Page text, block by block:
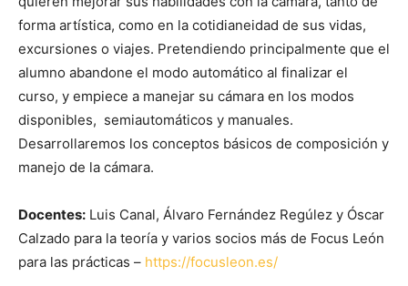
forma artística, como en la cotidianeidad de sus vidas,
excursiones o viajes. Pretendiendo principalmente que el
alumno abandone el modo automático al finalizar el
curso, y empiece a manejar su cámara en los modos
disponibles, semiautomáticos y manuales.
Desarrollaremos los conceptos básicos de composición y
manejo de la cámara.
Docentes: Luis Canal, Álvaro Fernández Regúlez y Óscar
Calzado para la teoría y varios socios más de Focus León
para las prácticas – https://focusleon.es/